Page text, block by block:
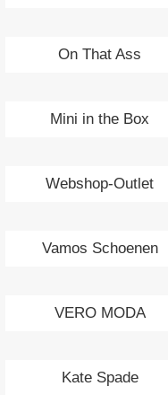
On That Ass
Mini in the Box
Webshop-Outlet
Vamos Schoenen
VERO MODA
Kate Spade